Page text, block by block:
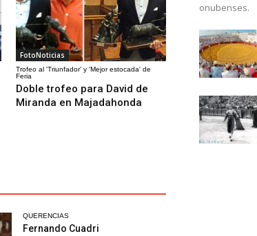
FotoNoticias
Trofeo al 'Triunfador' y 'Mejor estocada' de
Feria
Doble trofeo para David de
Miranda en Majadahonda
QUERENCIAS
Fernando Cuadri
onubenses.